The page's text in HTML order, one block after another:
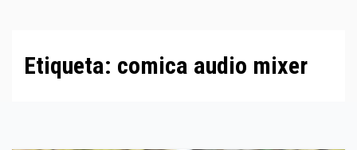
Etiqueta: comica audio mixer